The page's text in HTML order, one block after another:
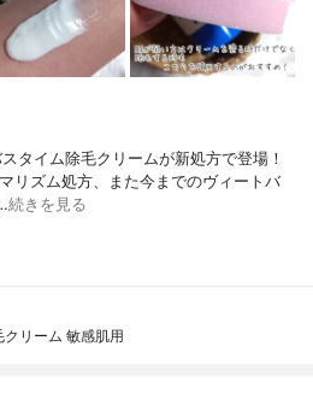
タイム除毛クリームが新処方で登場！
リズム処方、また今までのヴィートバ
続きを見る
リーム 敏感肌用